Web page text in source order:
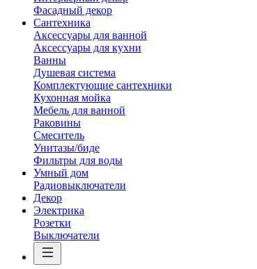
Фасадный декор
Сантехника
Аксессуары для ванной
Аксессуары для кухни
Ванны
Душевая система
Комплектующие сантехники
Кухонная мойка
Мебель для ванной
Раковины
Смеситель
Унитазы/биде
Фильтры для воды
Умный дом
Радиовыключатели
Декор
Электрика
Розетки
Выключатели